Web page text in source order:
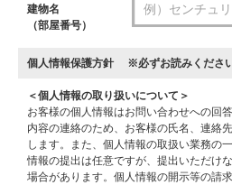
建物名
（部屋番号）
個人情報保護方針 ※必ずお読みくださ
＜個人情報の取り扱いについて＞
お客様の個人情報はお問い合わせへの回
内容の連絡のため、お客様の氏名、連絡
します。また、個人情報の取扱い業務の
情報の提出は任意ですが、提出いただけ
場合があります。個人情報の開示等の請